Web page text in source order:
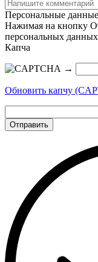
Персональные данные
Нажимая на кнопку
персональных данных
Капча
→
Обновить капчу
Отправить